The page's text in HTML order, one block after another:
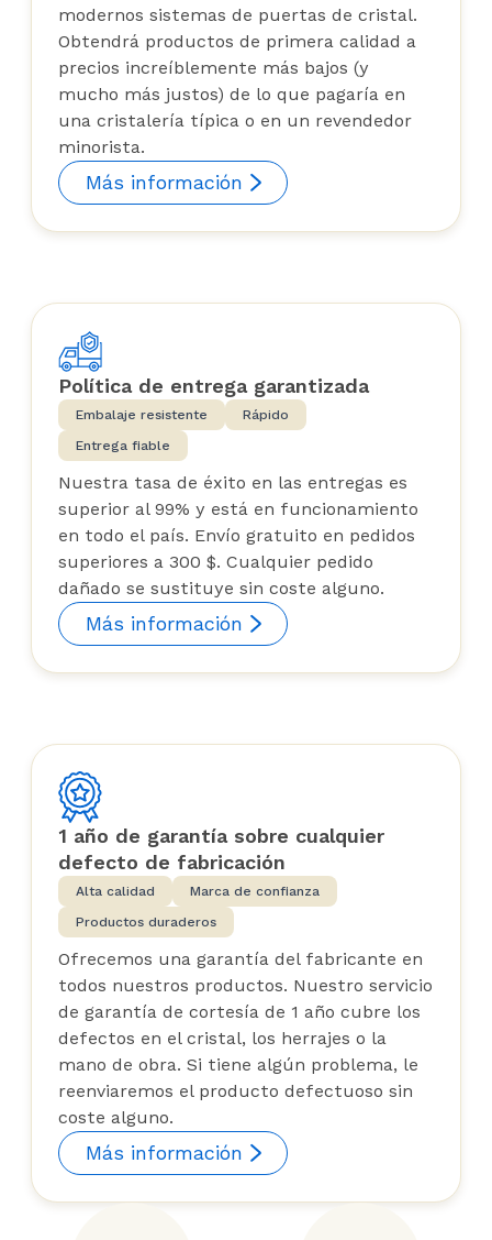
modernos sistemas de puertas de cristal.
Obtendrá productos de primera calidad a
precios increíblemente más bajos (y
mucho más justos) de lo que pagaría en
una cristalería típica o en un revendedor
minorista.
Más información
Política de entrega garantizada
Embalaje resistente
Rápido
Entrega fiable
Nuestra tasa de éxito en las entregas es
superior al 99% y está en funcionamiento
en todo el país. Envío gratuito en pedidos
superiores a 300 $. Cualquier pedido
dañado se sustituye sin coste alguno.
Más información
1 año de garantía sobre cualquier
defecto de fabricación
Alta calidad
Marca de confianza
Productos duraderos
Ofrecemos una garantía del fabricante en
todos nuestros productos. Nuestro servicio
de garantía de cortesía de 1 año cubre los
defectos en el cristal, los herrajes o la
mano de obra. Si tiene algún problema, le
reenviaremos el producto defectuoso sin
coste alguno.
Más información